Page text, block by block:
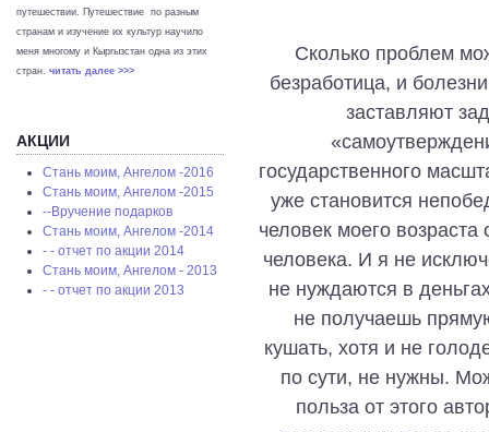
путешествии. Путешествие по разным
странам и изучение их культур научило
меня многому и Кыргызстан одна из этих
стран. читать далее >>>
АКЦИИ
Стань моим, Ангелом -2016
Стань моим, Ангелом -2015
--Вручение подарков
Стань моим, Ангелом -2014
- - отчет по акции 2014
Стань моим, Ангелом - 2013
- - отчет по акции 2013
Сколько проблем
безработица, и
заставляют
государственного
уже становится
человек моего возраста
человека. И я не
не нуждаются в
не получаешь
кушать, хотя и не
по сути, не нужны.
польза от этого